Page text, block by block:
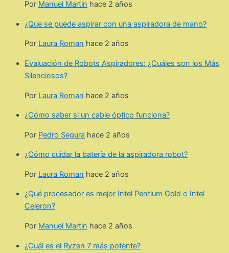
Por Manuel Martin hace 2 años
¿Que se puede aspirar con una aspiradora de mano?
Por Laura Roman hace 2 años
Evaluación de Robots Aspiradores: ¿Cuáles son los Más
Silenciosos?
Por Laura Roman hace 2 años
¿Cómo saber si un cable óptico funciona?
Por Pedro Segura hace 2 años
¿Cómo cuidar la batería de la aspiradora robot?
Por Laura Roman hace 2 años
¿Qué procesador es mejor Intel Pentium Gold o Intel
Celeron?
Por Manuel Martin hace 2 años
¿Cuál es el Ryzen 7 más potente?